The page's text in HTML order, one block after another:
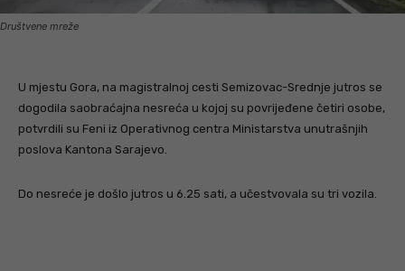
Društvene mreže
U mjestu Gora, na magistralnoj cesti Semizovac-Srednje jutros se
dogodila saobraćajna nesreća u kojoj su povrijeđene četiri osobe,
potvrdili su Feni iz Operativnog centra Ministarstva unutrašnjih
poslova Kantona Sarajevo.
Do nesreće je došlo jutros u 6.25 sati, a učestvovala su tri vozila.